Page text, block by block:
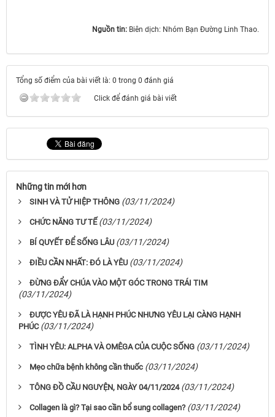
Nguồn tin: Biên dịch: Nhóm Bạn Đường Linh Thao.
Tổng số điểm của bài viết là: 0 trong 0 đánh giá
Click để đánh giá bài viết
Những tin mới hơn
SINH VÀ TỬ HIỆP THÔNG (03/11/2024)
CHỨC NĂNG TƯ TẾ (03/11/2024)
BÍ QUYẾT ĐỂ SỐNG LÂU (03/11/2024)
ĐIỀU CẦN NHẤT: ĐÓ LÀ YÊU (03/11/2024)
ĐỪNG ĐẨY CHÚA VÀO MỘT GÓC TRONG TRÁI TIM
(03/11/2024)
ĐƯỢC YÊU ĐÃ LÀ HẠNH PHÚC NHƯNG YÊU LẠI CÀNG HẠNH
PHÚC (03/11/2024)
TÌNH YÊU: ALPHA VÀ OMÊGA CỦA CUỘC SỐNG (03/11/2024)
Mẹo chữa bệnh không cần thuốc (03/11/2024)
TÔNG ĐỒ CẦU NGUYỆN, NGÀY 04/11/2024 (03/11/2024)
Collagen là gì? Tại sao cần bổ sung collagen? (03/11/2024)